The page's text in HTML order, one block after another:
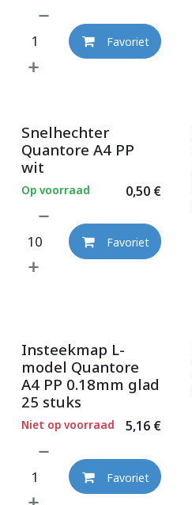
Favoriet
Snelhechter
Quantore A4 PP
wit
0,50€
Op voorraad
Favoriet
Insteekmap L-
model Quantore
A4 PP 0.18mm glad
25 stuks
5,16€
Niet op voorraad
Favoriet